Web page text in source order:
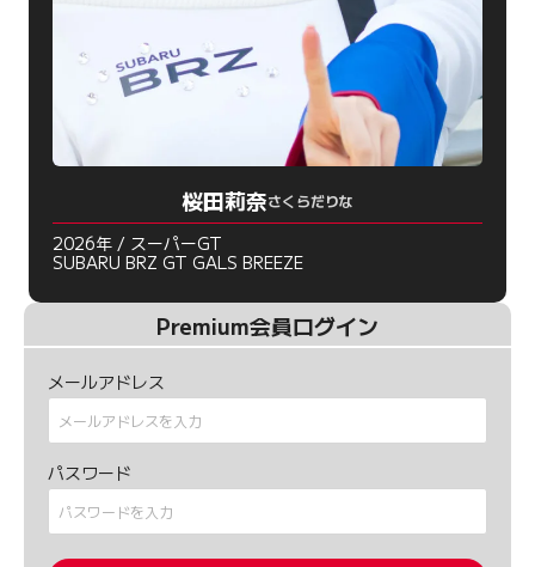
桜田莉奈さくらだりな
2026年 / スーパーGT
SUBARU BRZ GT GALS BREEZE
Premium会員ログイン
メールアドレス
パスワード